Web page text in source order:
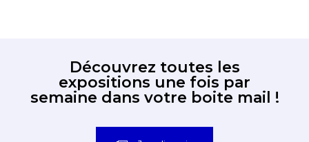
expositions une fois par
semaine dans votre boite mail !